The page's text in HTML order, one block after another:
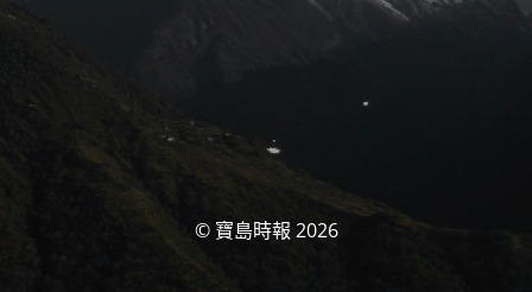
© 寶島時報 2026